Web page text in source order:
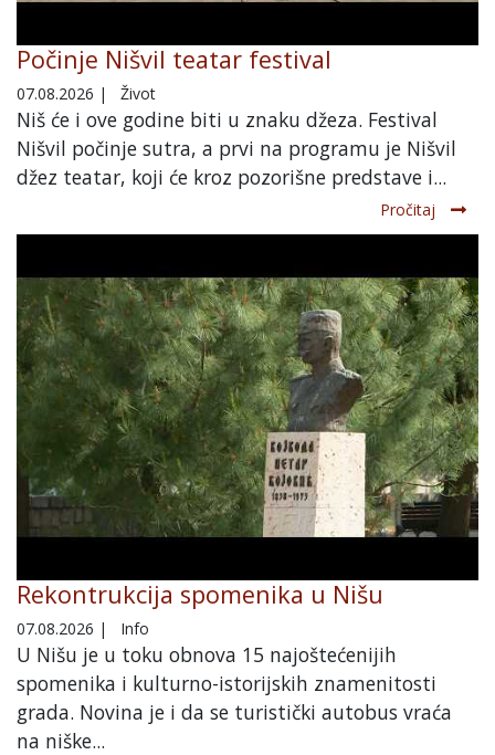
Počinje Nišvil teatar festival
07.08.2026 | Život
Niš će i ove godine biti u znaku džeza. Festival
Nišvil počinje sutra, a prvi na programu je Nišvil
džez teatar, koji će kroz pozorišne predstave i...
Pročitaj
Rekontrukcija spomenika u Nišu
07.08.2026 | Info
U Nišu je u toku obnova 15 najoštećenijih
spomenika i kulturno-istorijskih znamenitosti
grada. Novina je i da se turistički autobus vraća
na niške...